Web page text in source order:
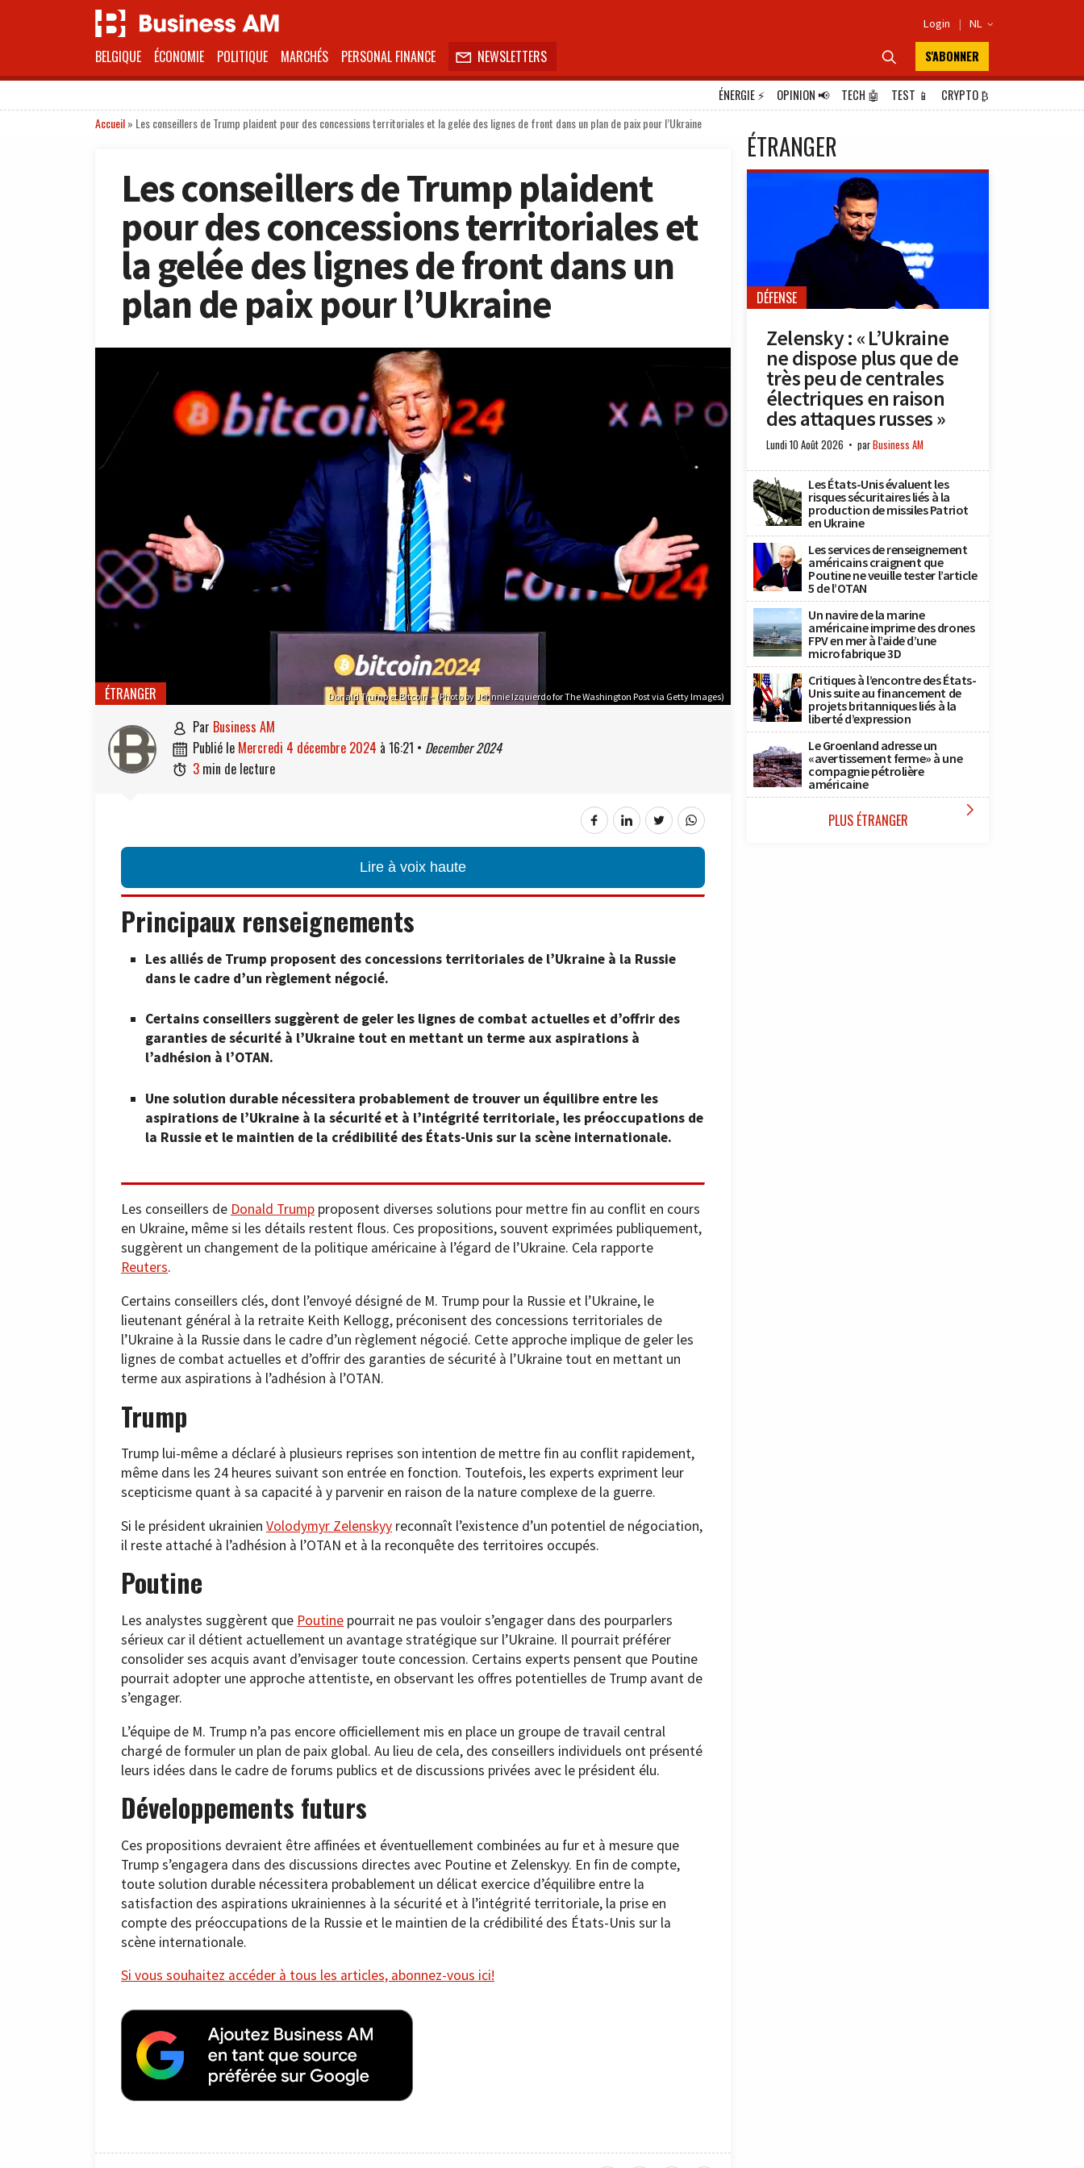
Login | NL 
BELGIQUE ÉCONOMIE POLITIQUE MARCHÉS PERSONAL FINANCE  NEWSLETTERS  S'ABONNER
ÉNERGIE⚡ OPINION📢 TECH 🤖 TEST 📱 CRYPTO₿
Accueil» Les conseillers de Trump plaident pour des concessions territoriales et la gelée des lignes de front dans un plan de paix pour l’Ukraine
Les conseillers de Trump plaident
pour des concessions territoriales et
la gelée des lignes de front dans un
plan de paix pour l’Ukraine
Donald Trump et Bitcoin – (Photo by Johnnie Izquierdo for The Washington Post via Getty Images)
ÉTRANGER
 par Business AM
 publié le mercredi 4 décembre 2024 à 16:21 • December 2024
 3 min de lecture
Lire à voix haute
Principaux renseignements
Les alliés de Trump proposent des concessions territoriales de l’Ukraine à la Russie
dans le cadre d’un règlement négocié.
Certains conseillers suggèrent de geler les lignes de combat actuelles et d’offrir des
garanties de sécurité à l’Ukraine tout en mettant un terme aux aspirations à
l’adhésion à l’OTAN.
Une solution durable nécessitera probablement de trouver un équilibre entre les
aspirations de l’Ukraine à la sécurité et à l’intégrité territoriale, les préoccupations de
la Russie et le maintien de la crédibilité des États-Unis sur la scène internationale.
Les conseillers de Donald Trump proposent diverses solutions pour mettre fin au conflit en cours
en Ukraine, même si les détails restent flous. Ces propositions, souvent exprimées publiquement,
suggèrent un changement de la politique américaine à l’égard de l’Ukraine. Cela rapporte
Reuters.
Certains conseillers clés, dont l’envoyé désigné de M. Trump pour la Russie et l’Ukraine, le
lieutenant général à la retraite Keith Kellogg, préconisent des concessions territoriales de
l’Ukraine à la Russie dans le cadre d’un règlement négocié. Cette approche implique de geler les
lignes de combat actuelles et d’offrir des garanties de sécurité à l’Ukraine tout en mettant un
terme aux aspirations à l’adhésion à l’OTAN.
Trump
Trump lui-même a déclaré à plusieurs reprises son intention de mettre fin au conflit rapidement,
même dans les 24 heures suivant son entrée en fonction. Toutefois, les experts expriment leur
scepticisme quant à sa capacité à y parvenir en raison de la nature complexe de la guerre.
Si le président ukrainien Volodymyr Zelenskyy reconnaît l’existence d’un potentiel de négociation,
il reste attaché à l’adhésion à l’OTAN et à la reconquête des territoires occupés.
Poutine
Les analystes suggèrent que Poutine pourrait ne pas vouloir s’engager dans des pourparlers
sérieux car il détient actuellement un avantage stratégique sur l’Ukraine. Il pourrait préférer
consolider ses acquis avant d’envisager toute concession. Certains experts pensent que Poutine
pourrait adopter une approche attentiste, en observant les offres potentielles de Trump avant de
s’engager.
L’équipe de M. Trump n’a pas encore officiellement mis en place un groupe de travail central
chargé de formuler un plan de paix global. Au lieu de cela, des conseillers individuels ont présenté
leurs idées dans le cadre de forums publics et de discussions privées avec le président élu.
Développements futurs
Ces propositions devraient être affinées et éventuellement combinées au fur et à mesure que
Trump s’engagera dans des discussions directes avec Poutine et Zelenskyy. En fin de compte,
toute solution durable nécessitera probablement un délicat exercice d’équilibre entre la
satisfaction des aspirations ukrainiennes à la sécurité et à l’intégrité territoriale, la prise en
compte des préoccupations de la Russie et le maintien de la crédibilité des États-Unis sur la
scène internationale.
Si vous souhaitez accéder à tous les articles, abonnez-vous ici!
ÉTRANGER
DÉFENSE
Zelensky : « L’Ukraine
ne dispose plus que de
très peu de centrales
électriques en raison
des attaques russes »
Lundi 10 Août 2026 parBusiness AM
Les États-Unis évaluent les
risques sécuritaires liés à la
production de missiles Patriot
en Ukraine
Les services de renseignement
américains craignent que
Poutine ne veuille tester l’article
5 de l’OTAN
Un navire de la marine
américaine imprime des drones
FPV en mer à l’aide d’une
microfabrique 3D
Critiques à l’encontre des États-
Unis suite au financement de
projets britanniques liés à la
liberté d’expression
Le Groenland adresse un
«avertissement ferme» à une
compagnie pétrolière
américaine
PLUS ÉTRANGER 